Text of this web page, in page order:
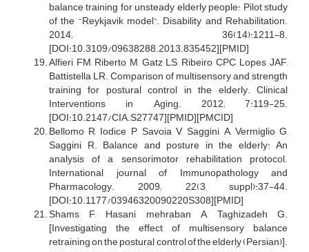
balance training for unsteady elderly people: Pilot study
of the “Reykjavik model”. Disability and Rehabilitation.
2014; 36(14):1211-8.
[DOI:10.3109/09638288.2013.835452][PMID]
Alfieri FM, Riberto M, Gatz LS, Ribeiro CPC, Lopes JAF,
Battistella LR. Comparison of multisensory and strength
training for postural control in the elderly. Clinical
Interventions in Aging. 2012; 7:119-25.
[DOI:10.2147/CIA.S27747][PMID][PMCID]
Bellomo R, Iodice P, Savoia V, Saggini A, Vermiglio G,
Saggini R. Balance and posture in the elderly: An
analysis of a sensorimotor rehabilitation protocol.
International journal of Immunopathology and
Pharmacology. 2009; 22(3 suppl):37-44.
[DOI:10.1177/03946320090220S308][PMID]
Shams F, Hasani mehraban A, Taghizadeh G.
[Investigating the effect of multisensory balance
retraining on the postural control of the elderly (Persian)].